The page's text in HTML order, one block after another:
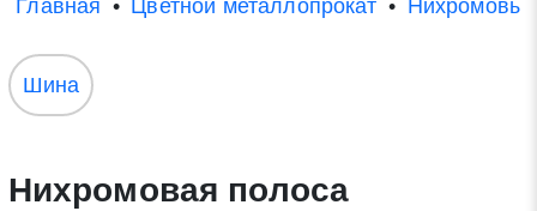
Главная Цветной металлопрокат
Шина
Нихромовая полоса